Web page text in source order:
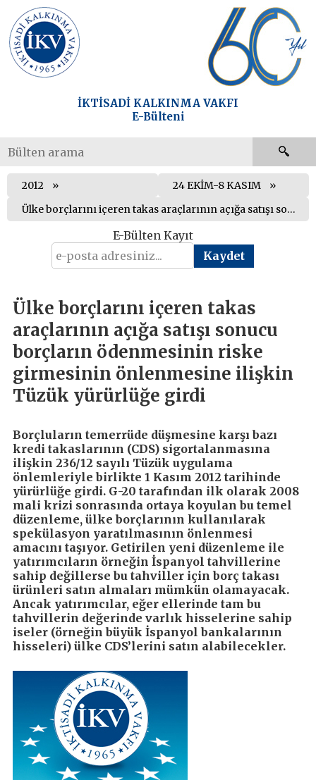
İKTİSADİ KALKINMA VAKFI
E-Bülteni
2012
24 EKİM-8 KASIM
Ülke borçlarını içeren takas araçlarının açığa satışı sonucu borçların ödenmesinin riske girmesinin önlenmesine ilişkin Tüzük yürürlüğe girdi
E-Bülten Kayıt
Ülke borçlarını içeren takas
araçlarının açığa satışı sonucu
borçların ödenmesinin riske
girmesinin önlenmesine ilişkin
Tüzük yürürlüğe girdi
Borçluların temerrüde düşmesine karşı bazı
kredi takaslarının (CDS) sigortalanmasına
ilişkin 236/12 sayılı Tüzük uygulama
önlemleriyle birlikte 1 Kasım 2012 tarihinde
yürürlüğe girdi. G-20 tarafından ilk olarak 2008
mali krizi sonrasında ortaya koyulan bu temel
düzenleme, ülke borçlarının kullanılarak
spekülasyon yaratılmasının önlenmesi
amacını taşıyor. Getirilen yeni düzenleme ile
yatırımcıların örneğin İspanyol tahvillerine
sahip değillerse bu tahviller için borç takası
ürünleri satın almaları mümkün olamayacak.
Ancak yatırımcılar, eğer ellerinde tam bu
tahvillerin değerinde varlık hisselerine sahip
iseler (örneğin büyük İspanyol bankalarının
hisseleri) ülke CDS’lerini satın alabilecekler.